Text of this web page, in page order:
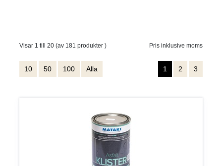
Visar 1 till 20 (av 181 produkter ) Pris inklusive moms
10 50 100 Alla 1 2 3